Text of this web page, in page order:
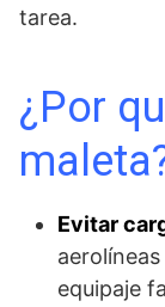
tarea.
¿Por
Evitar
equipaje